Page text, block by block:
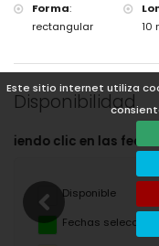
Este sitio internet utiliza
Forma:
rectangular
10
Disponibilidad
y salida deseadas!
Disponible
Fechas